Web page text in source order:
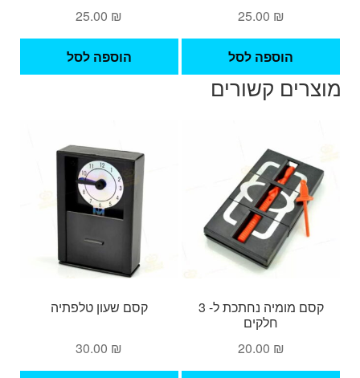
25.00 ₪
הוספה לסל
25.00 ₪
הוספה לסל
מוצרים קשורים
קסם מומיה נחתכת ל- 3
חלקים
20.00 ₪
קסם שעון טלפתיה
30.00 ₪